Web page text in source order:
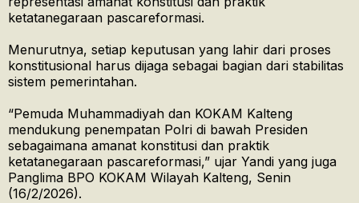
ketatanegaraan pascareformasi.
Menurutnya, setiap keputusan yang lahir dari proses
konstitusional harus dijaga sebagai bagian dari stabilitas
sistem pemerintahan.
“Pemuda Muhammadiyah dan KOKAM Kalteng
mendukung penempatan Polri di bawah Presiden
sebagaimana amanat konstitusi dan praktik
ketatanegaraan pascareformasi,” ujar Yandi yang juga
Panglima BPO KOKAM Wilayah Kalteng, Senin
(16/2/2026).